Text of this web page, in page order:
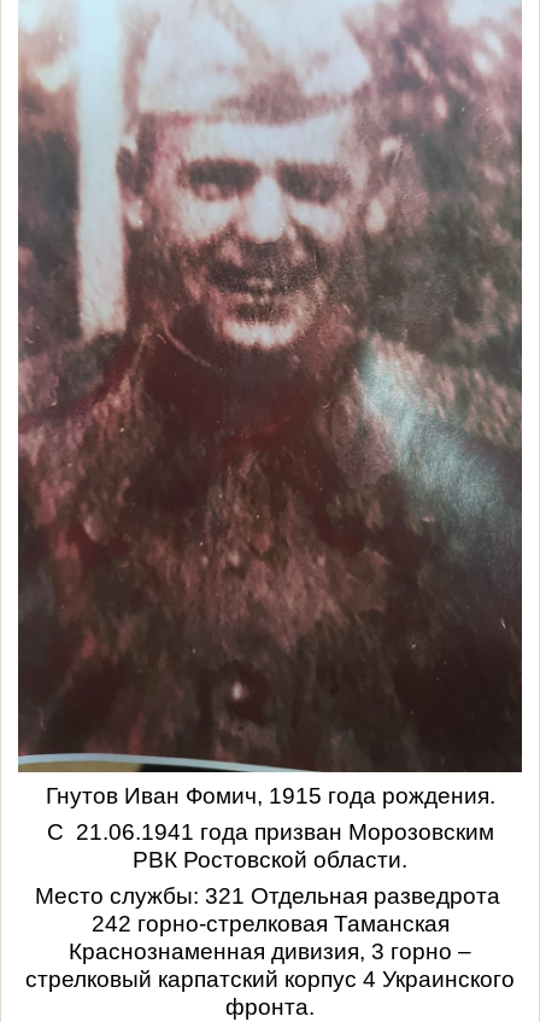
Гнутов Иван Фомич, 1915 года рождения.
С 21.06.1941 года призван Морозовским
РВК Ростовской области.
Место службы: 321 Отдельная разведрота
242 горно-стрелковая Таманская
Краснознаменная дивизия, 3 горно –
стрелковый карпатский корпус 4 Украинского
фронта.